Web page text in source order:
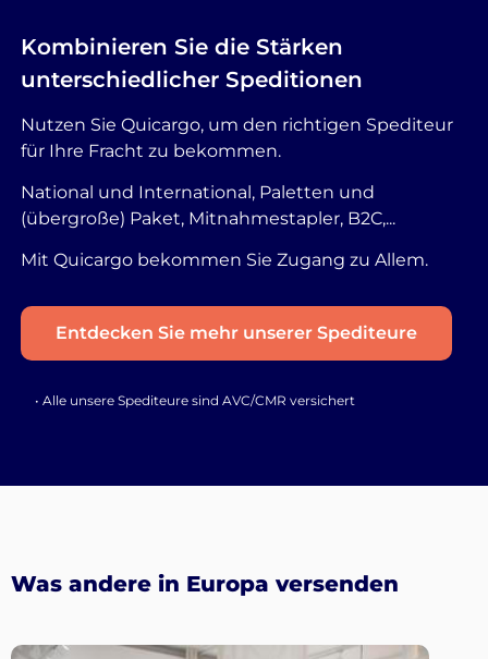
Kombinieren Sie die Stärken
unterschiedlicher Speditionen
Nutzen Sie Quicargo, um den richtigen Spediteur
für Ihre Fracht zu bekommen.
National und International, Paletten und
(übergroße) Paket, Mitnahmestapler, B2C,...
Mit Quicargo bekommen Sie Zugang zu Allem.
Entdecken Sie mehr unserer Spediteure
• Alle unsere Spediteure sind AVC/CMR versichert
Was andere in Europa versenden